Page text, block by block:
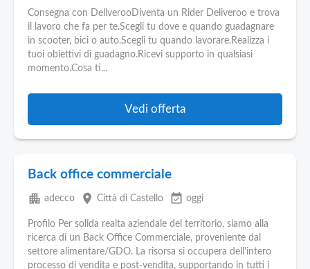
Consegna con DeliverooDiventa un Rider Deliveroo e trova
il lavoro che fa per te.Scegli tu dove e quando guadagnare
in scooter, bici o auto.Scegli tu quando lavorare.Realizza i
tuoi obiettivi di guadagno.Ricevi supporto in qualsiasi
momento.Cosa ti...
Vedi offerta
Back office commerciale
apartment adecco place Città di Castello event_available oggi
Profilo Per solida realta aziendale del territorio, siamo alla
ricerca di un Back Office Commerciale, proveniente dal
settore alimentare/GDO. La risorsa si occupera dell'intero
processo di vendita e post-vendita, supportando in tutti i